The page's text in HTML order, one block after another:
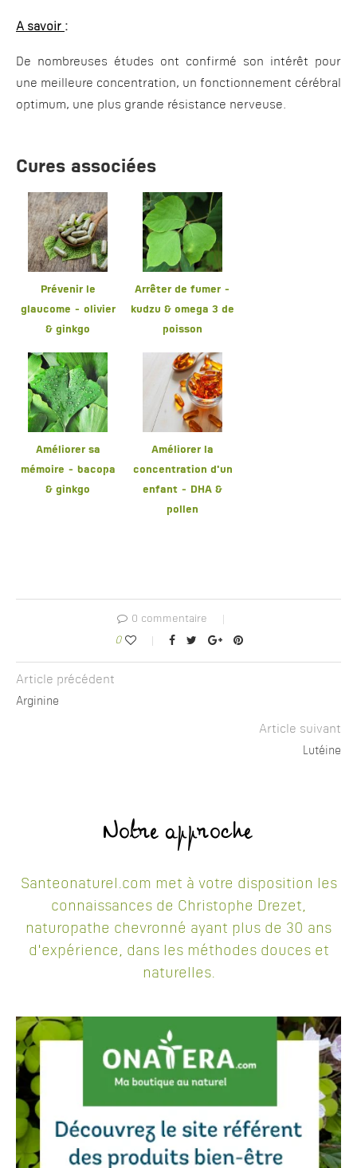
A savoir :
De nombreuses études ont confirmé son intérêt pour
une meilleure concentration, un fonctionnement cérébral
optimum, une plus grande résistance nerveuse.
Cures associées
Prévenir le
glaucome - olivier
& ginkgo
Arrêter de fumer -
kudzu & omega 3 de
poisson
Améliorer sa
mémoire - bacopa
& ginkgo
Améliorer la
concentration d'un
enfant - DHA &
pollen
0 commentaire
0
Article précédent
Arginine
Article suivant
Lutéine
Notre approche
Santeonaturel.com met à votre disposition les
connaissances de Christophe Drezet,
naturopathe chevronné ayant plus de 30 ans
d'expérience, dans les méthodes douces et
naturelles.